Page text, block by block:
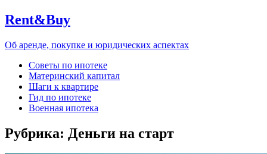
Rent&Buy
Об аренде, покупке и юридических аспектах
Советы по ипотеке
Материнский капитал
Шаги к квартире
Гид по ипотеке
Военная ипотека
Рубрика: Деньги на старт